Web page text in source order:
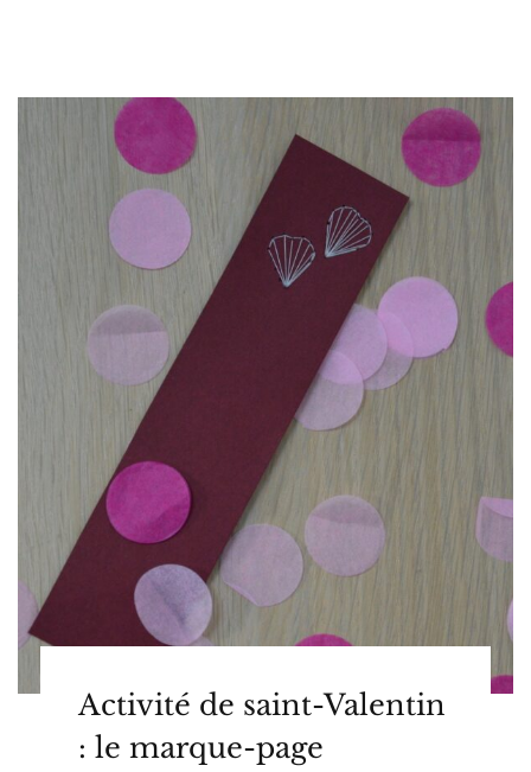
Activité de saint-Valentin
: le marque-page